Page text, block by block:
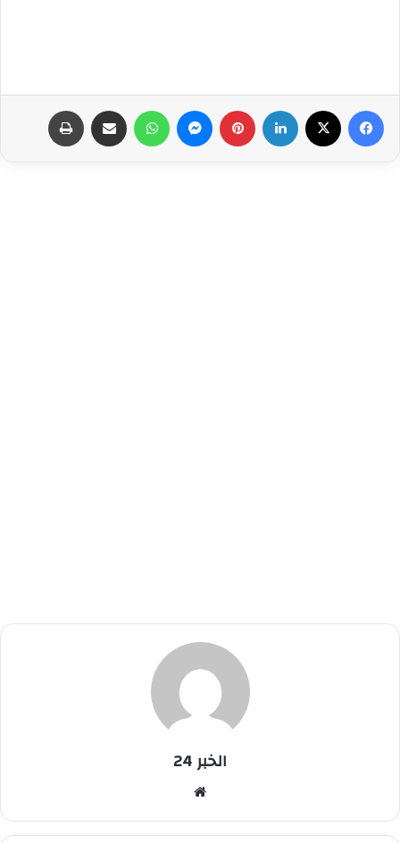
فيسبوك لينكدإن بينتيريست ماسنجر واتساب مشاركة عبر البريد
الخبر 24